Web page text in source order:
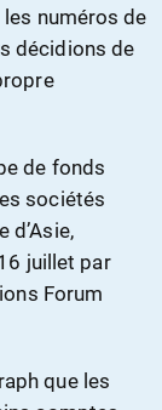
numéros de
décidions de
de fonds
sociétés
d’Asie,
juillet par
Forum
que les